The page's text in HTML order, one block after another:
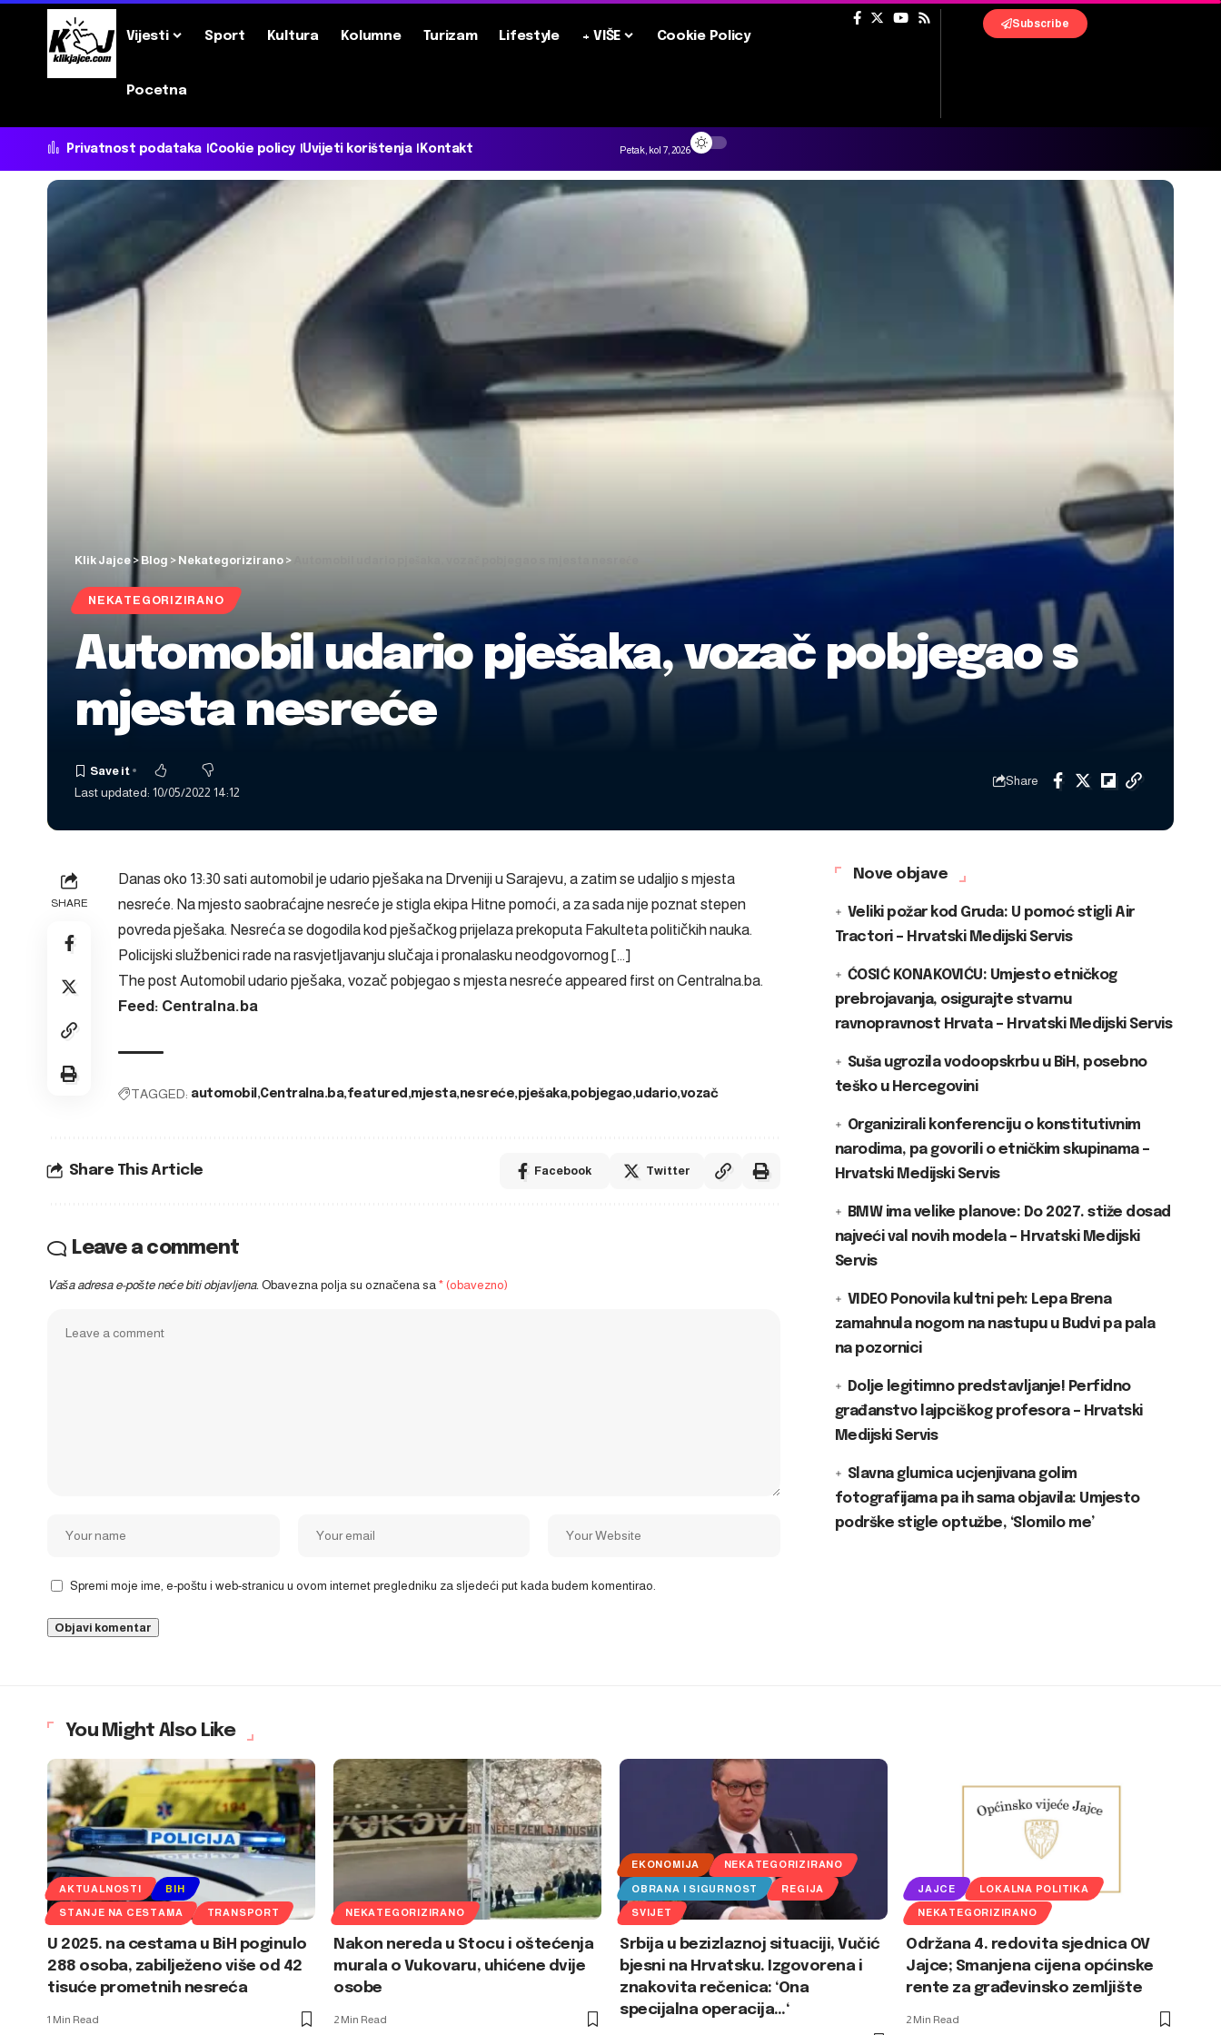
Vijesti Sport Kultura Kolumne Turizam Lifestyle + VIŠE Cookie Policy
Pocetna
Subscribe
Privatnost podataka Cookie policy Uvijeti korištenja Kontakt Petak, kol 7, 2026
Klik Jajce > Blog > Nekategorizirano >
NEKATEGORIZIRANO
Automobil udario pješaka, vozač pobjegao s
mjesta nesreće
Last updated: 10/05/2022 14:12
Share
SHARE
Danas oko 13:30 sati automobil je udario pješaka na Drveniji u Sarajevu, a zatim se udaljio s mjesta
nesreće. Na mjesto saobraćajne nesreće je stigla ekipa Hitne pomoći, a za sada nije poznat stepen
povreda pješaka. Nesreća se dogodila kod pješačkog prijelaza prekoputa Fakulteta političkih nauka.
Policijski službenici rade na rasvjetljavanju slučaja i pronalasku neodgovornog […]
The post Automobil udario pješaka, vozač pobjegao s mjesta nesreće appeared first onCentralna.ba.
Feed: Centralna.ba
TAGGED: automobil Centralna.ba featured mjesta nesreće pješaka pobjegao udario vozač
Share This Article Facebook Twitter
Leave a comment
Vaša adresa e-pošte neće biti objavljena. Obavezna polja su označena sa * (obavezno)
Spremi moje ime, e-poštu i web-stranicu u ovom internet pregledniku za sljedeći put kada budem komentirao.
Nove objave
Veliki požar kod Gruda: U pomoć stigli Air
Tractori – Hrvatski Medijski Servis
ĆOSIĆ KONAKOVIĆU: Umjesto etničkog
prebrojavanja, osigurajte stvarnu
ravnopravnost Hrvata – Hrvatski Medijski Servis
Suša ugrozila vodoopskrbu u BiH, posebno
teško u Hercegovini
Organizirali konferenciju o konstitutivnim
narodima, pa govorili o etničkim skupinama –
Hrvatski Medijski Servis
BMW ima velike planove: Do 2027. stiže dosad
najveći val novih modela – Hrvatski Medijski
Servis
VIDEO Ponovila kultni peh: Lepa Brena
zamahnula nogom na nastupu u Budvi pa pala
na pozornici
Dolje legitimno predstavljanje! Perfidno
građanstvo lajpciškog profesora – Hrvatski
Medijski Servis
Slavna glumica ucjenjivana golim
fotografijama pa ih sama objavila: Umjesto
podrške stigle optužbe, ‘Slomilo me’
You Might Also Like
AKTUALNOSTI BIH
STANJE NA CESTAMA TRANSPORT
U 2025. na cestama u BiH poginulo
288 osoba, zabilježeno više od 42
tisuće prometnih nesreća
1 Min Read
NEKATEGORIZIRANO
Nakon nereda u Stocu i oštećenja
murala o Vukovaru, uhićene dvije
osobe
2 Min Read
EKONOMIJA NEKATEGORIZIRANO
OBRANA I SIGURNOST REGIJA
SVIJET
Srbija u bezizlaznoj situaciji, Vučić
bjesni na Hrvatsku. Izgovorena i
znakovita rečenica: ‘Ona
specijalna operacija…‘
JAJCE LOKALNA POLITIKA
NEKATEGORIZIRANO
Održana 4. redovita sjednica OV
Jajce; Smanjena cijena općinske
rente za građevinsko zemljište
2 Min Read